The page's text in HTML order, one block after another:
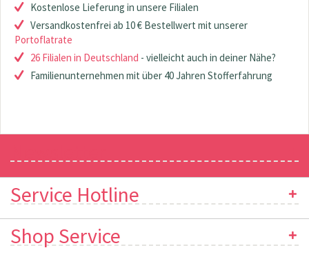
Kostenlose Lieferung in unsere Filialen
Versandkostenfrei ab 10 € Bestellwert mit unserer
Portoflatrate
26 Filialen in Deutschland - vielleicht auch in deiner Nähe?
Familienunternehmen mit über 40 Jahren Stofferfahrung
Service Hotline
Shop Service